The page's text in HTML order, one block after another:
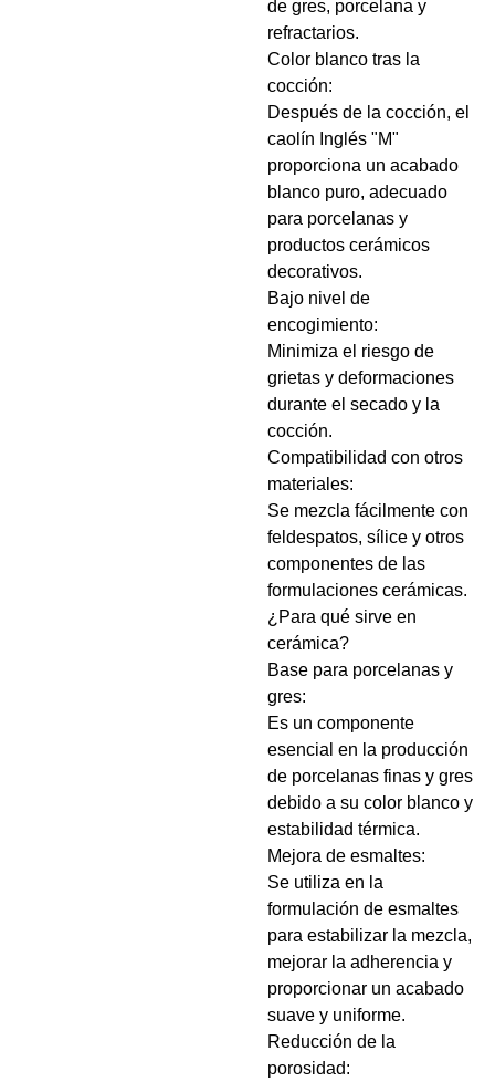
de gres, porcelana y
refractarios.
Color blanco tras la
cocción:
Después de la cocción, el
caolín Inglés "M"
proporciona un acabado
blanco puro, adecuado
para porcelanas y
productos cerámicos
decorativos.
Bajo nivel de
encogimiento:
Minimiza el riesgo de
grietas y deformaciones
durante el secado y la
cocción.
Compatibilidad con otros
materiales:
Se mezcla fácilmente con
feldespatos, sílice y otros
componentes de las
formulaciones cerámicas.
¿Para qué sirve en
cerámica?
Base para porcelanas y
gres:
Es un componente
esencial en la producción
de porcelanas finas y gres
debido a su color blanco y
estabilidad térmica.
Mejora de esmaltes:
Se utiliza en la
formulación de esmaltes
para estabilizar la mezcla,
mejorar la adherencia y
proporcionar un acabado
suave y uniforme.
Reducción de la
porosidad: